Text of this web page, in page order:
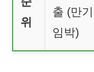
위
출 (만기
임박)